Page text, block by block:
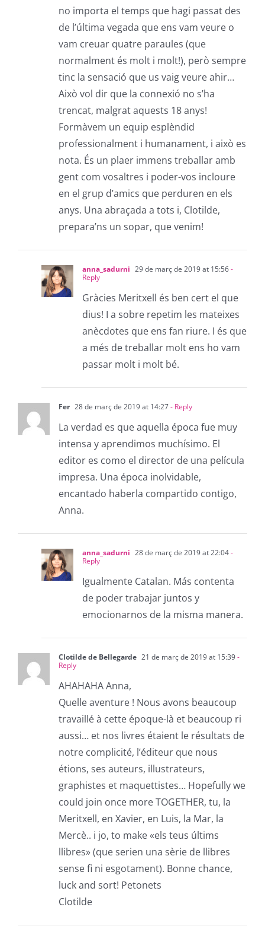
no importa el temps que hagi passat des
de l’última vegada que ens vam veure o
vam creuar quatre paraules (que
normalment és molt i molt!), però sempre
tinc la sensació que us vaig veure ahir…
Això vol dir que la connexió no s’ha
trencat, malgrat aquests 18 anys!
Formàvem un equip esplèndid
professionalment i humanament, i això es
nota. És un plaer immens treballar amb
gent com vosaltres i poder-vos incloure
en el grup d’amics que perduren en els
anys. Una abraçada a tots i, Clotilde,
prepara’ns un sopar, que venim!
anna_sadurni 29 de març de 2019 at 15:56-
Reply
Gràcies Meritxell és ben cert el que
dius! I a sobre repetim les mateixes
anècdotes que ens fan riure. I és que
a més de treballar molt ens ho vam
passar molt i molt bé.
Fer 28 de març de 2019 at 14:27- Reply
La verdad es que aquella época fue muy
intensa y aprendimos muchísimo. El
editor es como el director de una película
impresa. Una época inolvidable,
encantado haberla compartido contigo,
Anna.
anna_sadurni 28 de març de 2019 at 22:04-
Reply
Igualmente Catalan. Más contenta
de poder trabajar juntos y
emocionarnos de la misma manera.
Clotilde de Bellegarde 21 de març de 2019 at 15:39-
Reply
AHAHAHA Anna,
Quelle aventure ! Nous avons beaucoup
travaillé à cette époque-là et beaucoup ri
aussi… et nos livres étaient le résultats de
notre complicité, l’éditeur que nous
étions, ses auteurs, illustrateurs,
graphistes et maquettistes… Hopefully we
could join once more TOGETHER, tu, la
Meritxell, en Xavier, en Luis, la Mar, la
Mercè.. i jo, to make «els teus últims
llibres» (que serien una sèrie de llibres
sense fi ni esgotament). Bonne chance,
luck and sort! Petonets
Clotilde